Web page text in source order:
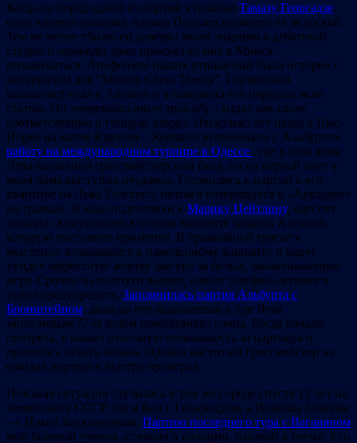
Когда-то перед одной из партий я показал Тамазу Георгадзе
одну кривую новинку, однако Подгаец опроверг её за доской.
Тем не менее тбилисец доверял моим знаниям в дебютной
стадии и однажды даже приехал ко мне в Минск
позаниматься. Апофеозом наших отношений была история с
материалом для “Modern Chess Theory”. Грузинский
шахматист ехал в Англию и я попросил его передать мою
статью. Он «перевыполнил» просьбу – издал как свою,
соответственно и гонорар забрал. Несколько лет назад в Нью-
Йорке на матче Карлсен – Корякин вспоминали с Альбуртом
работу на международном турнире в Одессе , где у себя дома
Лева выполнил гроссмейстерский балл, но на первой лиге у
меня дома выступил неудачно. Готовились к партии в его
квартире на Льва Толстого, потом я возвращался в «Аркадию»
на трамвае. В ходе подготовки к Марику Цейтлину, одессит
показал свежую идею в остром варианте защиты Алехина,
которую постоянно применял. В трамвайной тряске я
мысленно возвращался к намеченному варианту и вдруг
увидел эффектную жертву фигуру за белых, заканчивающую
игру. Срочно на полпути вышел, нашел телефон-автомат и
успел предупредить. Запомнилась партия Альбурта с
Бронштейном, дважды откладывавшаяся, где Лева
записанным 77-м ходом пожертвовал слона. Когда начали
смотреть, я нашел отличную возможность за партнера и
пришлось искать ничью. Однако маститый гроссмейстер не
ожидал жертвы и быстро проиграл.
Похожая ситуация случилась в том же городе спустя 12 лет на
чемпионате СССР, где я был с Гельфандом, а Илюшка Смирин
– с Ильей Ботвинником. Партию последнего тура с Ваганяном
мой бывший ученик отложил в позиции, близкой к ничье. Его